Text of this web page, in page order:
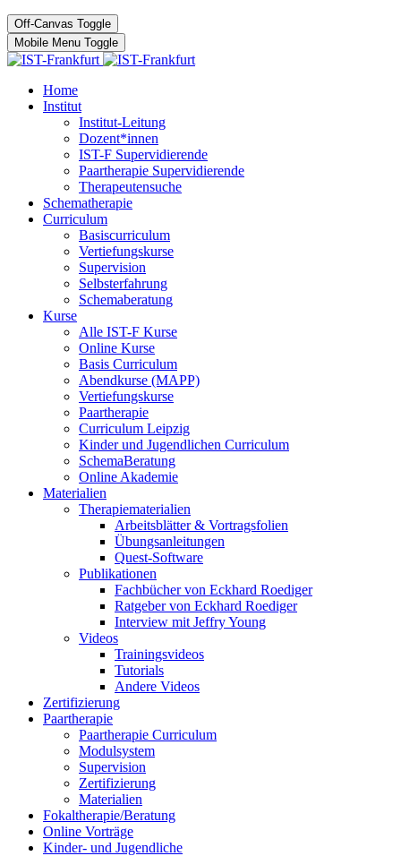
Off-Canvas Toggle
Mobile Menu Toggle
Home
Institut
Institut-Leitung
Dozent*innen
IST-F Supervidierende
Paartherapie Supervidierende
Therapeutensuche
Schematherapie
Curriculum
Basiscurriculum
Vertiefungskurse
Supervision
Selbsterfahrung
Schemaberatung
Kurse
Alle IST-F Kurse
Online Kurse
Basis Curriculum
Abendkurse (MAPP)
Vertiefungskurse
Paartherapie
Curriculum Leipzig
Kinder und Jugendlichen Curriculum
SchemaBeratung
Online Akademie
Materialien
Therapiematerialien
Arbeitsblätter & Vortragsfolien
Übungsanleitungen
Quest-Software
Publikationen
Fachbücher von Eckhard Roediger
Ratgeber von Eckhard Roediger
Interview mit Jeffry Young
Videos
Trainingsvideos
Tutorials
Andere Videos
Zertifizierung
Paartherapie
Paartherapie Curriculum
Modulsystem
Supervision
Zertifizierung
Materialien
Fokaltherapie/Beratung
Online Vorträge
Kinder- und Jugendliche